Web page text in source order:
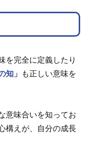
を完全に定義したり
知」
も正しい意味を
意味合いを知ってお
構えが、自分の成長